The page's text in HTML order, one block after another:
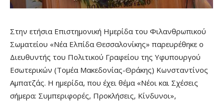
Στην ετήσια Επιστημονική Ημερίδα του Φιλανθρωπικού
Σωματείου «Νέα Ελπίδα Θεσσαλονίκης» παρευρέθηκε ο
Διευθυντής του Πολιτικού Γραφείου της Υφυπουργού
Εσωτερικών (Τομέα Μακεδονίας-Θράκης) Κωνσταντίνος
Αμπατζάς. Η ημερίδα, που έχει θέμα «Νέοι και Σχέσεις
σήμερα: Συμπεριφορές, Προκλήσεις, Κίνδυνοι»,